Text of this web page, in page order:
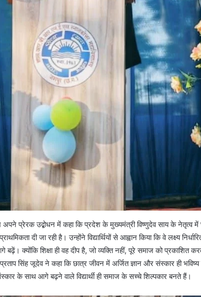
प्रेरक उद्बोधन में कहा कि प्रदेश के मुख्यमंत्री विष्णुदेव साय के नेतृत्व में
दी जा रही है। उन्होंने विद्यार्थियों से आह्वान किया कि वे लक्ष्य
क्योंकि शिक्षा ही वह दीप है, जो व्यक्ति नहीं, पूरे समाज को प्रकाशित
प्रताप सिंह जूदेव ने कहा कि छात्र जीवन में अर्जित ज्ञान और संस्कार ही
के साथ आगे बढ़ने वाले विद्यार्थी ही समाज के सच्चे शिल्पकार बनते हैं।